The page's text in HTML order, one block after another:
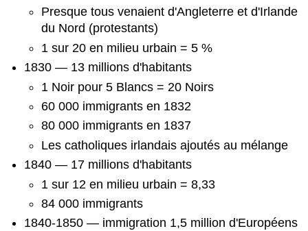
Presque tous venaient d'Angleterre et d'Irlande
du Nord (protestants)
1 sur 20 en milieu urbain = 5 %
1830 — 13 millions d'habitants
1 Noir pour 5 Blancs = 20 Noirs
60 000 immigrants en 1832
80 000 immigrants en 1837
Les catholiques irlandais ajoutés au mélange
1840 — 17 millions d'habitants
1 sur 12 en milieu urbain = 8,33
84 000 immigrants
1840-1850 — immigration 1,5 million d'Européens